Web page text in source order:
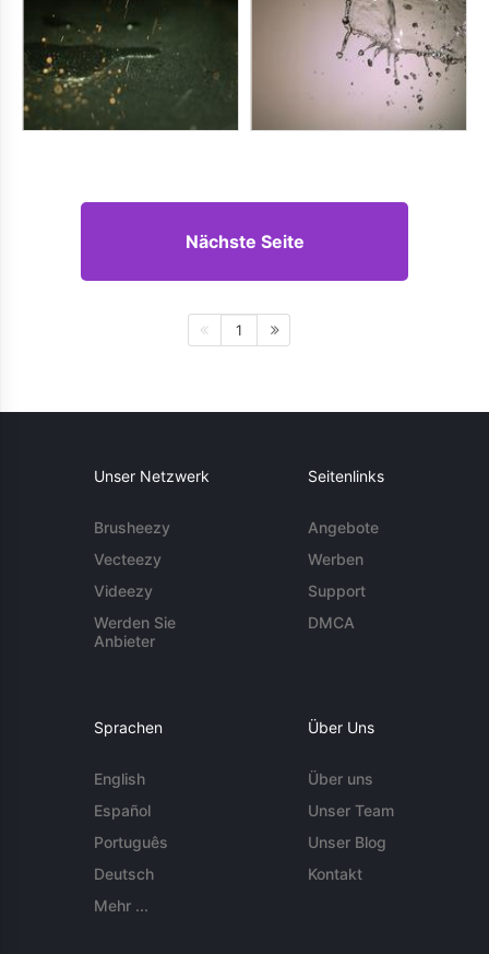
Nächste Seite
1
Unser Netzwerk
Brusheezy
Vecteezy
Videezy
Werden Sie
Anbieter
Seitenlinks
Angebote
Werben
Support
DMCA
Sprachen
English
Español
Português
Deutsch
Mehr ...
Über Uns
Über uns
Unser Team
Unser Blog
Kontakt